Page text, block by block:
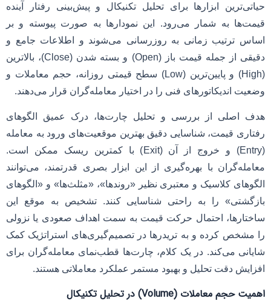
حیاتی‌ترین ابزارها برای تحلیل تکنیکال و پیش‌بینی رفتار آینده
قیمت‌ها به شمار می‌رود. این نمودارها به صورت پیوسته و بر
اساس ترتیب زمانی به روزرسانی می‌شوند و اطلاعات جامع و
دقیقی از جمله قیمت باز (Open) و بسته شدن (Close)، بالاترین
(High) و پایین‌ترین (Low) سطح قیمتی روزانه، حجم معاملات و
وضعیت اندیکاتورهای فنی را در اختیار معامله‌گران قرار می‌دهند.
هدف اصلی از بررسی و تحلیل چارت‌ها، درک عمیق الگوهای
رفتاری قیمت، شناسایی دقیق بهترین موقعیت‌های ورود به معامله
(Entry) و خروج از آن (Exit) با کمترین ریسک ممکن است.
معامله‌گران با بهره‌گیری از این ابزار بصری قدرتمند، می‌توانند
الگوهای کلاسیک و معتبری نظیر «روندها»، «مثلث‌ها» و «الگوهای
بازگشتی» را به راحتی شناسایی کنند. تشخیص به موقع این
ساختارها، احتمال حرکت قیمت به سمت اهداف صعودی یا نزولی
را مشخص کرده و به تریدرها در تصمیم‌گیری‌های استراتژیک کمک
شایانی می‌کند. در یک کلام، چارت‌ها قطب‌نمای معامله‌گران برای
افزایش دقت تحلیل و بهبود مستمر عملکرد معاملاتی هستند.
اهمیت حجم معاملات (Volume) در تحلیل تکنیکال